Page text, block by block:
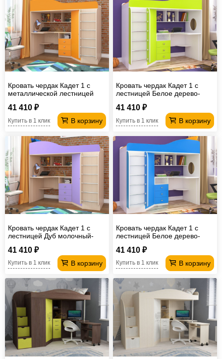
Кровать чердак Кадет 1 с
металлической лестницей
41 410 ₽
В корзину
Купить в 1 клик
Кровать чердак Кадет 1 с
лестницей Белое дерево-
41 410 ₽
В корзину
Купить в 1 клик
Кровать чердак Кадет 1 с
лестницей Дуб молочный-
41 410 ₽
В корзину
Купить в 1 клик
Кровать чердак Кадет 1 с
лестницей Белое дерево-
41 410 ₽
В корзину
Купить в 1 клик